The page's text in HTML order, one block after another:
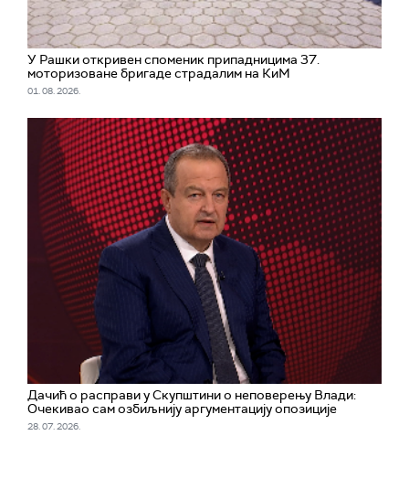
У Рашки откривен споменик припадницима 37.
моторизоване бригаде страдалим на КиМ
01. 08. 2026.
Дачић о расправи у Скупштини о неповерењу Влади:
Очекивао сам озбиљнију аргументацију опозиције
28. 07. 2026.